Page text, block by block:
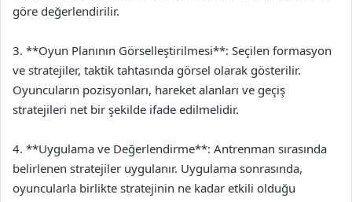
göre değerlendirilir.
3. **Oyun Planının Görselleştirilmesi**: Seçilen formasyon
ve stratejiler, taktik tahtasında görsel olarak gösterilir.
Oyuncuların pozisyonları, hareket alanları ve geçiş
stratejileri net bir şekilde ifade edilmelidir.
4. **Uygulama ve Değerlendirme**: Antrenman sırasında
belirlenen stratejiler uygulanır. Uygulama sonrasında,
oyuncularla birlikte stratejinin ne kadar etkili olduğu